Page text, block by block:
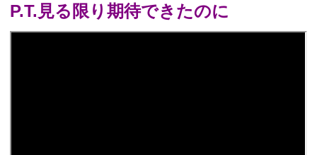
P.T.見る限り期待できたのに